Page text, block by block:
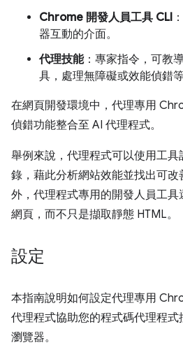
Chrome 開發人員工具 CLI
器互動的介面。
代理技能：專家指令，可教
具，處理無障礙或效能偵錯等
在網頁開發環境中，代理專用
偵錯功能整合至 AI 代理程式。
舉例來說，代理程式可以使用工
錄，藉此分析網站效能並找出可
外，代理程式專用的開發人員工
網頁，而不只是擷取靜態 HTML。
設定
本指南說明如何設定代理專用
代理程式協助您的程式碼代理程
瀏覽器。